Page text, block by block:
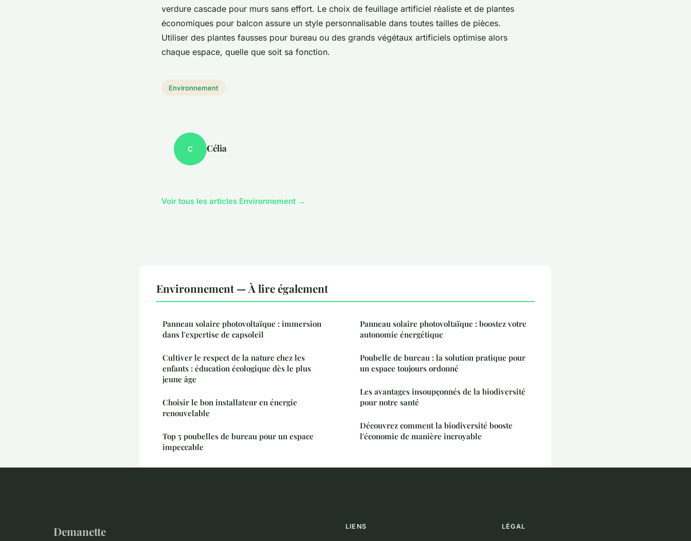
verdure cascade pour murs sans effort. Le choix de feuillage artificiel réaliste et de plantes
économiques pour balcon assure un style personnalisable dans toutes tailles de pièces.
Utiliser des plantes fausses pour bureau ou des grands végétaux artificiels optimise alors
chaque espace, quelle que soit sa fonction.
Environnement
C Célia
Voir tous les articles Environnement →
Environnement — À lire également
Panneau solaire photovoltaïque : immersion
dans l'expertise de capsoleil
Cultiver le respect de la nature chez les
enfants : éducation écologique dès le plus
jeune âge
Choisir le bon installateur en énergie
renouvelable
Top 5 poubelles de bureau pour un espace
impeccable
Panneau solaire photovoltaïque : boostez votre
autonomie énergétique
Poubelle de bureau : la solution pratique pour
un espace toujours ordonné
Les avantages insoupçonnés de la biodiversité
pour notre santé
Découvrez comment la biodiversité booste
l'économie de manière incroyable
Demanette LIENS LÉGAL